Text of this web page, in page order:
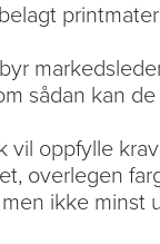
sådan kan
vil oppfylle
overlegen
ikke minst